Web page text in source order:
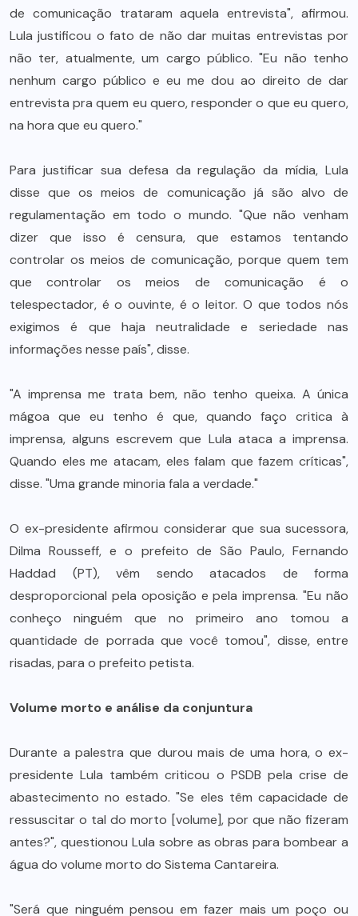
de comunicação trataram aquela entrevista", afirmou.
Lula justificou o fato de não dar muitas entrevistas por
não ter, atualmente, um cargo público. "Eu não tenho
nenhum cargo público e eu me dou ao direito de dar
entrevista pra quem eu quero, responder o que eu quero,
na hora que eu quero."
Para justificar sua defesa da regulação da mídia, Lula
disse que os meios de comunicação já são alvo de
regulamentação em todo o mundo. "Que não venham
dizer que isso é censura, que estamos tentando
controlar os meios de comunicação, porque quem tem
que controlar os meios de comunicação é o
telespectador, é o ouvinte, é o leitor. O que todos nós
exigimos é que haja neutralidade e seriedade nas
informações nesse país", disse.
"A imprensa me trata bem, não tenho queixa. A única
mágoa que eu tenho é que, quando faço critica à
imprensa, alguns escrevem que Lula ataca a imprensa.
Quando eles me atacam, eles falam que fazem críticas",
disse. "Uma grande minoria fala a verdade."
O ex-presidente afirmou considerar que sua sucessora,
Dilma Rousseff, e o prefeito de São Paulo, Fernando
Haddad (PT), vêm sendo atacados de forma
desproporcional pela oposição e pela imprensa. "Eu não
conheço ninguém que no primeiro ano tomou a
quantidade de porrada que você tomou", disse, entre
risadas, para o prefeito petista.
Volume morto e análise da conjuntura
Durante a palestra que durou mais de uma hora, o ex-
presidente Lula também criticou o PSDB pela crise de
abastecimento no estado. "Se eles têm capacidade de
ressuscitar o tal do morto [volume], por que não fizeram
antes?", questionou Lula sobre as obras para bombear a
água do volume morto do Sistema Cantareira.
"Será que ninguém pensou em fazer mais um poço ou